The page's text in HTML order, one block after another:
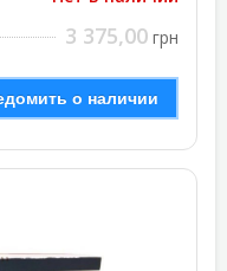
3 375,00 грн
о наличии